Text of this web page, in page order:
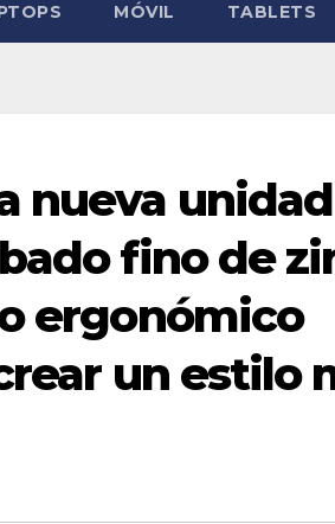
MÓVIL TABLETS
nueva
fino de
ergonómico
un estilo